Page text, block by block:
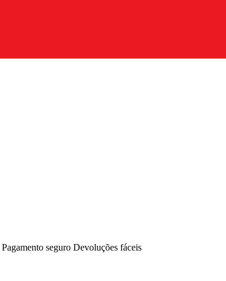
Pagamento seguro Devoluções fáceis